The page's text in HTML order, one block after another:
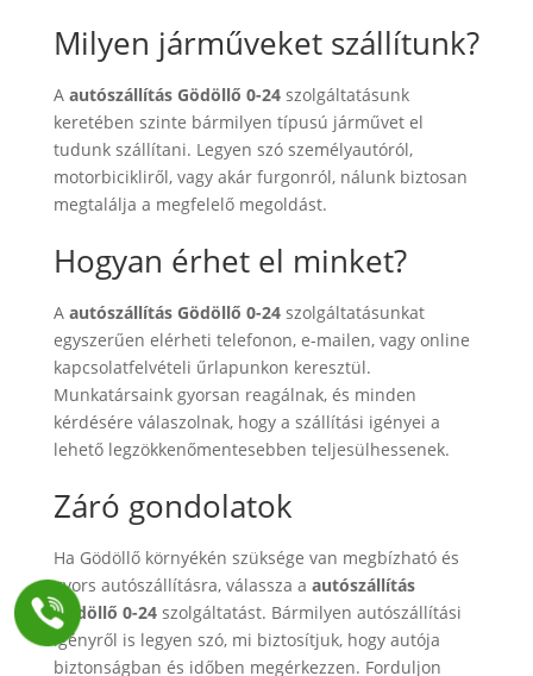
Milyen járműveket szállítunk?
A autószállítás Gödöllő 0-24szolgáltatásunk
keretében szinte bármilyen típusú járművet el
tudunk szállítani. Legyen szó személyautóról,
motorbicikliről, vagy akár furgonról, nálunk biztosan
megtalálja a megfelelő megoldást.
Hogyan érhet el minket?
A autószállítás Gödöllő 0-24szolgáltatásunkat
egyszerűen elérheti telefonon, e-mailen, vagy online
kapcsolatfelvételi űrlapunkon keresztül.
Munkatársaink gyorsan reagálnak, és minden
kérdésére válaszolnak, hogy a szállítási igényei a
lehető legzökkenőmentesebben teljesülhessenek.
Záró gondolatok
Ha Gödöllő környékén szüksége van megbízható és
gyors autószállításra, válassza a autószállítás
Gödöllő 0-24szolgáltatást. Bármilyen autószállítási
igényről is legyen szó, mi biztosítjuk, hogy autója
biztonságban és időben megérkezzen. Forduljon